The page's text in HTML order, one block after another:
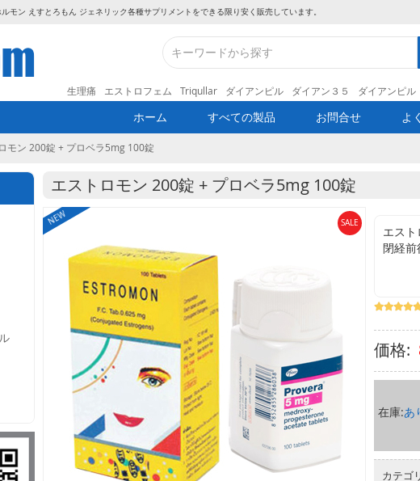
モン えすとろもん ジェネリック各種サプリメントをできる限り安く販売しています。
生理痛 エストロフェム Triqullar ダイアンピル ダイアン３５ ダイアンピル
ホーム すべての製品 お問合せ よ
モン 200錠 + プロベラ5mg 100錠
エストロモン 200錠 + プロベラ5mg 100錠
NEW SALE
エスト
閉経
また
おも
出血
にも効
また性
で最も
一方
す。
単体
不妊症
あ
カテゴ